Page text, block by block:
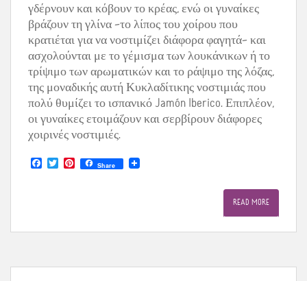
γδέρνουν και κόβουν το κρέας, ενώ οι γυναίκες
βράζουν τη γλίνα –το λίπος του χοίρου που
κρατιέται για να νοστιμίζει διάφορα φαγητά– και
ασχολούνται με το γέμισμα των λουκάνικων ή το
τρίψιμο των αρωματικών και το ράψιμο της λόζας,
της μοναδικής αυτή Κυκλαδίτικης νοστιμιάς που
πολύ θυμίζει το ισπανικό Jamón Iberico. Επιπλέον,
οι γυναίκες ετοιμάζουν και σερβίρουν διάφορες
χοιρινές νοστιμιές.
a
o
T
w
r
P
e
Share
READ MORE